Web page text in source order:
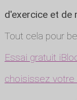
d'exercice et de
Tout cela pour
Essai gratuit
choisissez